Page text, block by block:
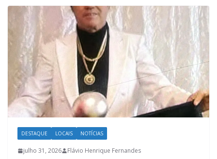
DESTAQUE LOCAIS NOTÍCIAS
julho 31, 2026 Flávio Henrique Fernandes